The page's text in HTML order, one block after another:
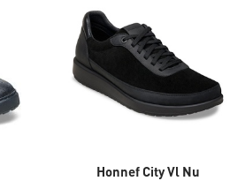
Honnef City Vl Nu